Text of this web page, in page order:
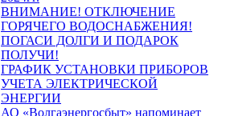
ВНИМАНИЕ! ОТКЛЮЧЕНИЕ
ГОРЯЧЕГО ВОДОСНАБЖЕНИЯ!
ПОГАСИ ДОЛГИ И ПОДАРОК
ПОЛУЧИ!
ГРАФИК УСТАНОВКИ ПРИБОРОВ
УЧЕТА ЭЛЕКТРИЧЕСКОЙ
ЭНЕРГИИ
АО «Волгаэнергосбыт» напоминает